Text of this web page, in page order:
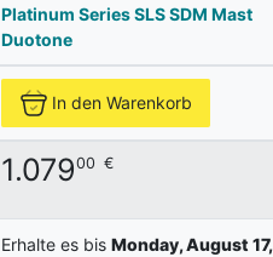
Platinum Series SLS SDM Mast
Duotone
In den Warenkorb
1.07900 €
Erhalte es bis Monday, August 17,